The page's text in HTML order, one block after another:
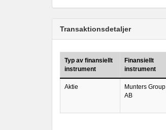
Transaktionsdetaljer
Typ av finansiellt
instrument
Finansiellt
instrument
Aktie
Munters Group
AB